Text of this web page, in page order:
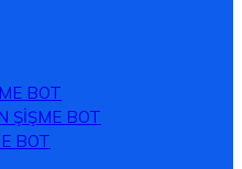
BOT
ŞİŞME BOT
BOT